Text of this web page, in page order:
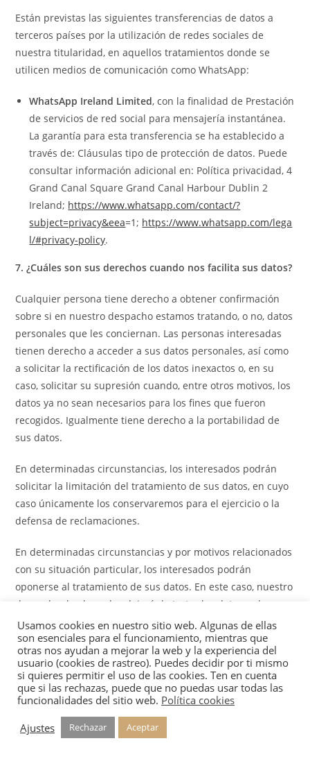
Están previstas las siguientes transferencias de datos a
terceros países por la utilización de redes sociales de
nuestra titularidad, en aquellos tratamientos donde se
utilicen medios de comunicación como WhatsApp:
WhatsApp Ireland Limited, con la finalidad de Prestación
de servicios de red social para mensajería instantánea.
La garantía para esta transferencia se ha establecido a
través de: Cláusulas tipo de protección de datos. Puede
consultar información adicional en: Política privacidad, 4
Grand Canal Square Grand Canal Harbour Dublin 2
Ireland; https://www.whatsapp.com/contact/?
subject=privacy&eea=1; https://www.whatsapp.com/lega
l/#privacy-policy.
7. ¿Cuáles son sus derechos cuando nos facilita sus datos?
Cualquier persona tiene derecho a obtener confirmación
sobre si en nuestro despacho estamos tratando, o no, datos
personales que les conciernan. Las personas interesadas
tienen derecho a acceder a sus datos personales, así como
a solicitar la rectificación de los datos inexactos o, en su
caso, solicitar su supresión cuando, entre otros motivos, los
datos ya no sean necesarios para los fines que fueron
recogidos. Igualmente tiene derecho a la portabilidad de
sus datos.
En determinadas circunstancias, los interesados podrán
solicitar la limitación del tratamiento de sus datos, en cuyo
caso únicamente los conservaremos para el ejercicio o la
defensa de reclamaciones.
En determinadas circunstancias y por motivos relacionados
con su situación particular, los interesados podrán
oponerse al tratamiento de sus datos. En este caso, nuestro
despacho de abogados dejará de tratar los datos, salvo por
motivos legítimos imperiosos, o el ejercicio o la defensa de
posibles reclamaciones.
Podrá ejercitar materialmente sus derechos de la siguiente
forma: dirigiéndose a
elenagomez@abogadosdebadajoz.com o en la calle Guardia
Civil 5, 1º d (06001) Badajoz (España).
Usamos cookies en nuestro sitio web. Algunas de ellas
son esenciales para el funcionamiento, mientras que
otras nos ayudan a mejorar la web y la experiencia del
usuario (cookies de rastreo). Puedes decidir por ti mismo
si quieres permitir el uso de las cookies. Ten en cuenta
que si las rechazas, puede que no puedas usar todas las
funcionalidades del sitio web. Política cookies
Ajustes
Rechazar Aceptar